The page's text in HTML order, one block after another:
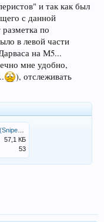
и так как был
с данной
по
в левой части
на М5...
мне удобно,
), отслеживать
57,1 КБ
53